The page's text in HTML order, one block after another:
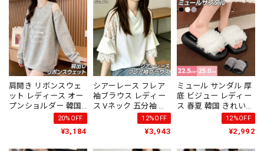
ミニン カジュアル 軽
量 お出かけ [LS-
CGB048]
人女子 [LS-CGT077]
肩開き リボンスウェ
ット レディース オー
プンショルダー 韓国
ストリート ビッグシ
ルエット 体型カバー
20%OFF
¥3,184
シアーレース フレア
袖ブラウス レディー
ス Vネック 五分袖 韓
国 きれいめ 体型カバ
ー [LS-CGT100]
12%OFF
¥3,943
ミュール サンダル 厚
底 ビジュー レディー
ス 春夏 韓国 きれいめ
大人 かわいい フェミ
ニン 履きやすい 歩き
やすい 華やか 安定感
12%OFF
¥2,992